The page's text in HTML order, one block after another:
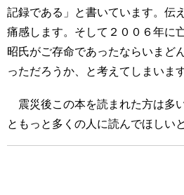
記録である」と書いています。伝
痛感します。そして２００６年に
昭氏がご存命であったならいまど
っただろうか、と考えてしまいます
震災後この本を読まれた方は多
ともっと多くの人に読んでほしい